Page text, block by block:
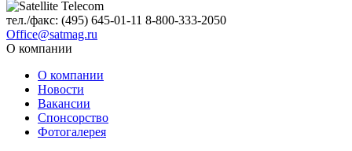
тел./факс: (495) 645-01-11 8-800-333-2050
Office@satmag.ru
О компании
О компании
Новости
Вакансии
Спонсорство
Фотогалерея